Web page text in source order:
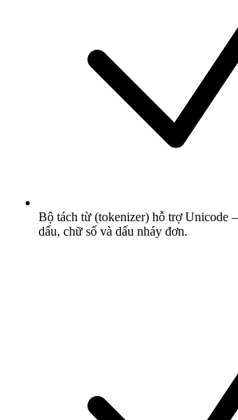
Bộ tách từ (tokenizer) hỗ trợ
dấu, chữ số và dấu nháy đơn.